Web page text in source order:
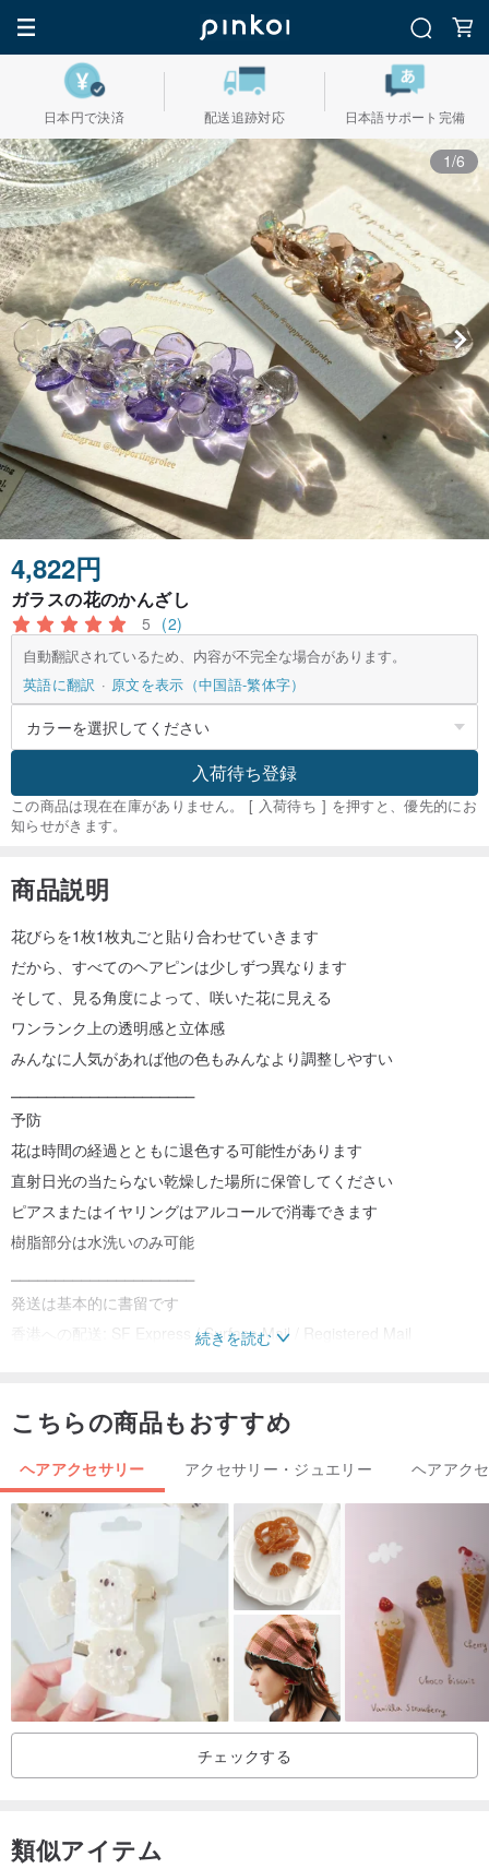
日本円で決済 配送追跡対応 日本語サポート完備
1/6
4,822円
ガラスの花のかんざし
5 (2)
自動翻訳されているため、内容が不完全な場合があります。
英語に翻訳
原文を表示（中国語-繁体字）
入荷待ち登録
この商品は現在在庫がありません。 [ 入荷待ち ] を押すと、優先的にお
知らせがきます。
商品説明
花びらを1枚1枚丸ごと貼り合わせていきます
だから、すべてのヘアピンは少しずつ異なります
そして、見る角度によって、咲いた花に見える
ワンランク上の透明感と立体感
みんなに人気があれば他の色もみんなより調整しやすい
予防
花は時間の経過とともに退色する可能性があります
直射日光の当たらない乾燥した場所に保管してください
ピアスまたはイヤリングはアルコールで消毒できます
樹脂部分は水洗いのみ可能
発送は基本的に書留です
香港への配送: SF Express / Surface Mail / Registered Mail
続きを読む
こちらの商品もおすすめ
ヘアアクセサリー アクセサリー・ジュエリー ヘアアク
チェックする
類似アイテム